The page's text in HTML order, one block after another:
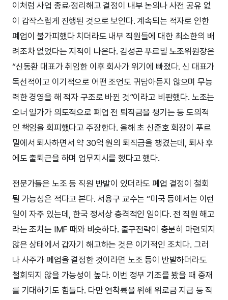
이처럼 사업 종료·정리해고 결정이 내부 논의나 사전 공유 없
이 갑작스럽게 진행된 것으로 보인다. 계속되는 적자로 인한
폐업이 불가피했다 치더라도 내부 직원들에 대한 최소한의 배
려조차 없었다는 지적이 나온다. 김성곤 푸르밀 노조위원장은
“신동환 대표가 취임한 이후 회사가 위기에 빠졌다. 신 대표가
독선적이고 이기적으로 어떤 조언도 귀담아듣지 않으며 무능
력한 경영을 해 적자 구조로 바뀐 것”이라고 비판했다. 노조는
오너 일가가 의도적으로 폐업 전 퇴직금을 챙기는 등 도의적
인 책임을 회피했다고 주장한다. 올해 초 신준호 회장이 푸르
밀에서 퇴사하면서 약 30억 원의 퇴직금을 챙겼는데, 퇴사 후
에도 출퇴근을 하며 업무지시를 했다고 했다.
전문가들은 노조 등 직원 반발이 있더라도 폐업 결정이 철회
될 가능성은 적다고 본다. 서용구 교수는 “미국 등에서는 이런
일이 자주 있는데, 한국 정서상 충격적인 일이다. 전 직원 해고
라는 조치는 IMF 때와 비슷하다. 출구전략이 충분히 마련되지
않은 상태에서 갑자기 해고하는 것은 이기적인 조치다. 그러
나 사주가 폐업을 결정한 것이라면 노조 등이 반발하더라도
철회되지 않을 가능성이 높다. 이번 정부 기조를 봤을 때 중재
를 기대하기도 힘들다. 다만 연착륙을 위해 위로금 지급 등 직